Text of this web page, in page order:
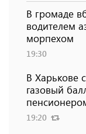
В громаде
водителем
морпехом
19:30
В Харькове
газовый
19:20